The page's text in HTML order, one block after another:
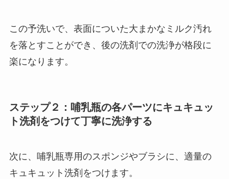
この予洗いで、表面についた大まかなミルク汚れ
を落とすことができ、後の洗剤での洗浄が格段に
楽になります。
ステップ２：哺乳瓶の各パーツにキュキュッ
ト洗剤をつけて丁寧に洗浄する
次に、哺乳瓶専用のスポンジやブラシに、適量の
キュキュット洗剤をつけます。